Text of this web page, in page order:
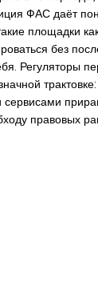
ФАС даёт
площадки
без
Регуляторы
правовых